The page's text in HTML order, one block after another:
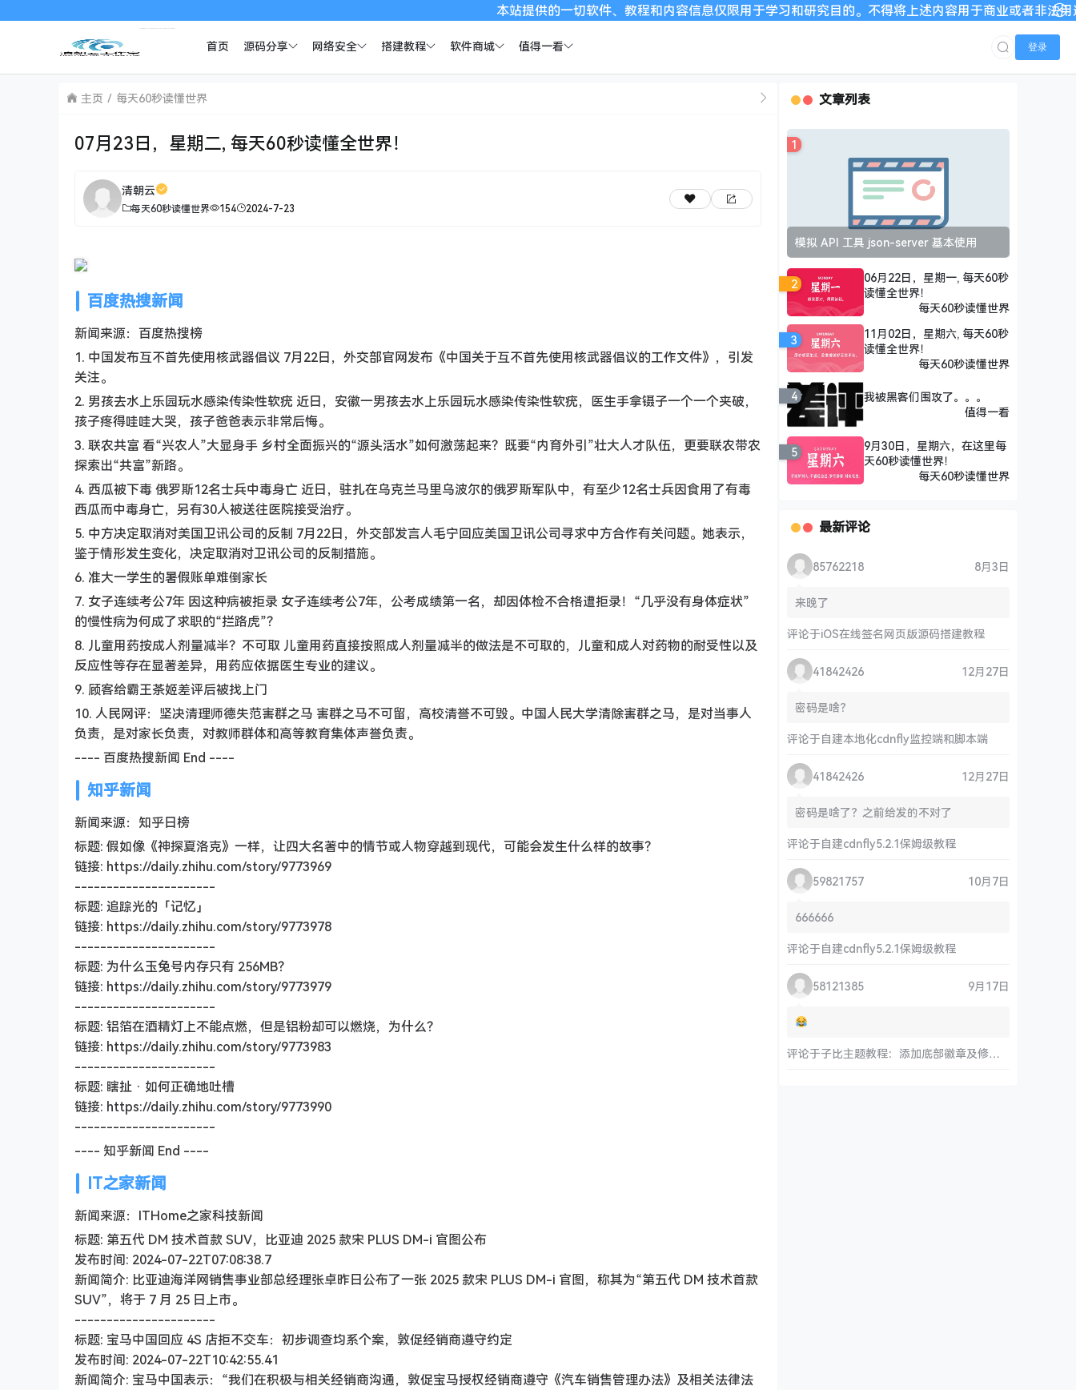
本站提供的一切软件、教程和内容信息仅限用于学习和研究目的。不得将上述内容用于商业或者非法用途，否则
首页 源码分享 网络安全 搭建教程 软件商城 值得一看 登录
主页 每天60秒读懂世界
07月23日，星期二, 每天60秒读懂全世界！
清朝云
每天60秒读懂世界 154 2024-7-23
百度热搜新闻
新闻来源：百度热搜榜
1. 中国发布互不首先使用核武器倡议 7月22日，外交部官网发布《中国关于互不首先使用核武器倡议的工作文件》，引发
关注。
2. 男孩去水上乐园玩水感染传染性软疣 近日，安徽一男孩去水上乐园玩水感染传染性软疣，医生手拿镊子一个一个夹破，
孩子疼得哇哇大哭，孩子爸爸表示非常后悔。
3. 联农共富 看“兴农人”大显身手 乡村全面振兴的“源头活水”如何激荡起来？既要“内育外引”壮大人才队伍，更要联农带农
探索出“共富”新路。
4. 西瓜被下毒 俄罗斯12名士兵中毒身亡 近日，驻扎在乌克兰马里乌波尔的俄罗斯军队中，有至少12名士兵因食用了有毒
西瓜而中毒身亡，另有30人被送往医院接受治疗。
5. 中方决定取消对美国卫讯公司的反制 7月22日，外交部发言人毛宁回应美国卫讯公司寻求中方合作有关问题。她表示，
鉴于情形发生变化，决定取消对卫讯公司的反制措施。
6. 准大一学生的暑假账单难倒家长
7. 女子连续考公7年 因这种病被拒录 女子连续考公7年，公考成绩第一名，却因体检不合格遭拒录！“几乎没有身体症状”
的慢性病为何成了求职的“拦路虎”？
8. 儿童用药按成人剂量减半？不可取 儿童用药直接按照成人剂量减半的做法是不可取的，儿童和成人对药物的耐受性以及
反应性等存在显著差异，用药应依据医生专业的建议。
9. 顾客给霸王茶姬差评后被找上门
10. 人民网评：坚决清理师德失范害群之马 害群之马不可留，高校清誉不可毁。中国人民大学清除害群之马，是对当事人
负责，是对家长负责，对教师群体和高等教育集体声誉负责。
---- 百度热搜新闻 End ----
知乎新闻
新闻来源：知乎日榜
标题: 假如像《神探夏洛克》一样，让四大名著中的情节或人物穿越到现代，可能会发生什么样的故事？
链接: https://daily.zhihu.com/story/9773969
----------------------
标题: 追踪光的「记忆」
链接: https://daily.zhihu.com/story/9773978
----------------------
标题: 为什么玉兔号内存只有 256MB？
链接: https://daily.zhihu.com/story/9773979
----------------------
标题: 铝箔在酒精灯上不能点燃，但是铝粉却可以燃烧，为什么？
链接: https://daily.zhihu.com/story/9773983
----------------------
标题: 瞎扯 · 如何正确地吐槽
链接: https://daily.zhihu.com/story/9773990
----------------------
---- 知乎新闻 End ----
IT之家新闻
新闻来源：ITHome之家科技新闻
标题: 第五代 DM 技术首款 SUV，比亚迪 2025 款宋 PLUS DM-i 官图公布
发布时间: 2024-07-22T07:08:38.7
新闻简介: 比亚迪海洋网销售事业部总经理张卓昨日公布了一张 2025 款宋 PLUS DM-i 官图，称其为“第五代 DM 技术首款
SUV”，将于 7 月 25 日上市。
----------------------
标题: 宝马中国回应 4S 店拒不交车：初步调查均系个案，敦促经销商遵守约定
发布时间: 2024-07-22T10:42:55.41
新闻简介: 宝马中国表示：“我们在积极与相关经销商沟通，敦促宝马授权经销商遵守《汽车销售管理办法》及相关法律法
文章列表
1
模拟 API 工具 json-server 基本使用
2
06月22日，星期一, 每天60秒
读懂全世界！
每天60秒读懂世界
3
11月02日，星期六, 每天60秒
读懂全世界！
每天60秒读懂世界
4
我被黑客们围攻了。。。
值得一看
5
9月30日，星期六，在这里每
天60秒读懂世界！
每天60秒读懂世界
最新评论
85762218 8月3日
来晚了
评论于iOS在线签名网页版源码搭建教程
41842426 12月27日
密码是啥？
评论于自建本地化cdnfly监控端和脚本端
41842426 12月27日
密码是啥了？之前给发的不对了
评论于自建cdnfly5.2.1保姆级教程
59821757 10月7日
666666
评论于自建cdnfly5.2.1保姆级教程
58121385 9月17日
评论于子比主题教程：添加底部徽章及修改链接和运行时间